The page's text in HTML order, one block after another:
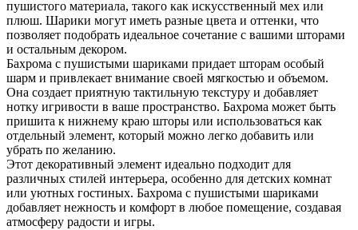
пушистого материала, такого как искусственный мех или
плюш. Шарики могут иметь разные цвета и оттенки, что
позволяет подобрать идеальное сочетание с вашими шторами
и остальным декором.
Бахрома с пушистыми шариками придает шторам особый
шарм и привлекает внимание своей мягкостью и объемом.
Она создает приятную тактильную текстуру и добавляет
нотку игривости в ваше пространство. Бахрома может быть
пришита к нижнему краю шторы или использоваться как
отдельный элемент, который можно легко добавить или
убрать по желанию.
Этот декоративный элемент идеально подходит для
различных стилей интерьера, особенно для детских комнат
или уютных гостиных. Бахрома с пушистыми шариками
добавляет нежность и комфорт в любое помещение, создавая
атмосферу радости и игры.